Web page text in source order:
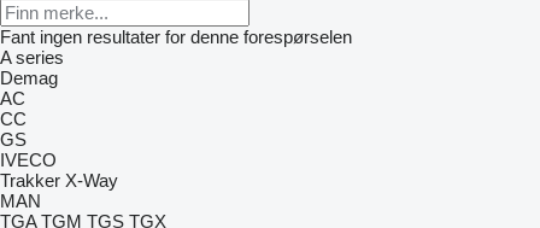
Fant ingen resultater for denne forespørselen
A series
Demag
AC
CC
GS
IVECO
Trakker X-Way
MAN
TGA TGM TGS TGX